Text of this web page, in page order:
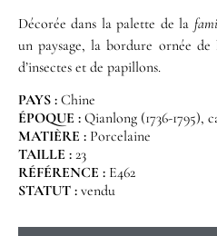
Décorée dans la palette de la
un paysage, la bordure ornée
d’insectes et de papillons.
PAYS : Chine
ÉPOQUE : Qianlong (1736-1795),
MATIÈRE : Porcelaine
TAILLE : 23
RÉFÉRENCE : E462
STATUT : vendu